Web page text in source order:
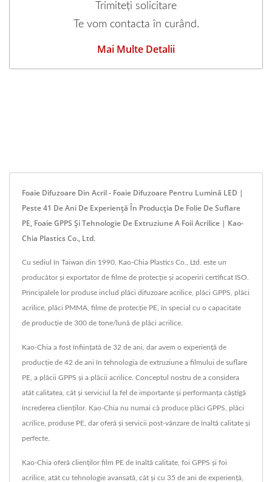
Trimiteți solicitare
Te vom contacta în curând.
Mai Multe Detalii
Foaie Difuzoare Din Acril - Foaie Difuzoare Pentru Lumină LED |
Peste 41 De Ani De Experiență În Producția De Folie De Suflare
PE, Foaie GPPS Și Tehnologie De Extruziune A Foii Acrilice | Kao-
Chia Plastics Co., Ltd.
Cu sediul în Taiwan din 1990, Kao-Chia Plastics Co., Ltd. este un
producător și exportator de filme de protecție și acoperiri certificat ISO.
Principalele lor produse includ plăci difuzoare acrilice, plăci GPPS, plăci
acrilice, plăci PMMA, filme de protecție PE, în special cu o capacitate
de producție de 300 de tone/lună de plăci acrilice.
Kao-Chia a fost înființată de 32 de ani, dar avem o experiență de
producție de 42 de ani în tehnologia de extruziune a filmului de suflare
PE, a plăcii GPPS și a plăcii acrilice. Conceptul nostru de a considera
atât calitatea, cât și serviciul la fel de importante și performanța câștigă
încrederea clienților. Kao-Chia nu numai că produce plăci GPPS, plăci
acrilice, produse PE, dar oferă și servicii post-vânzare de înaltă calitate și
perfecte.
Kao-Chia oferă clienților film PE de înaltă calitate, foi GPPS și foi
acrilice, atât cu tehnologie avansată, cât și cu 35 de ani de experiență,